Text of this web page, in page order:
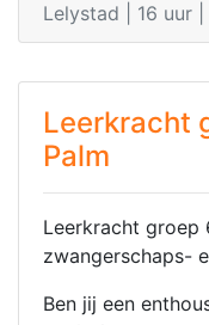
Lelystad 16 uur
Leerkracht
Palm
Leerkracht groep
zwangerschaps-
Ben jij een